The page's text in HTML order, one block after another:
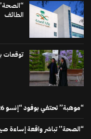
الطائف
توقعات
“موهبة” تحتفي بوفود “إنسو 2026” في ليلة عالمية
“الصحة” تباشر واقعة إساءة